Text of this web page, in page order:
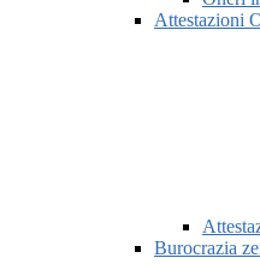
Attestazioni
Burocrazia